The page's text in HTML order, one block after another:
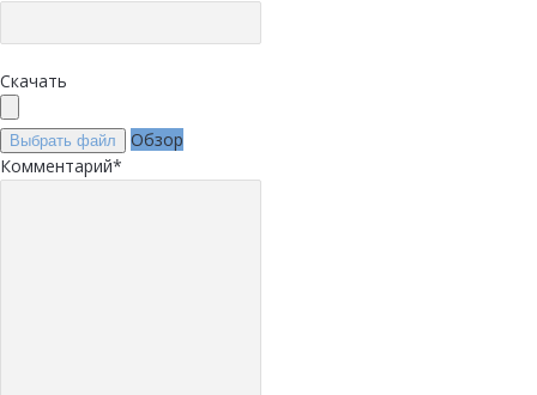
Скачать
Выбрать файл
Обзор
Комментарий*